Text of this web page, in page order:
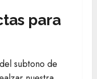
para
subtono de